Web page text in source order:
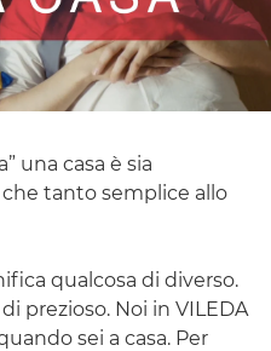
una casa è sia
tanto semplice allo
qualcosa di diverso.
prezioso. Noi in VILEDA
sei a casa. Per